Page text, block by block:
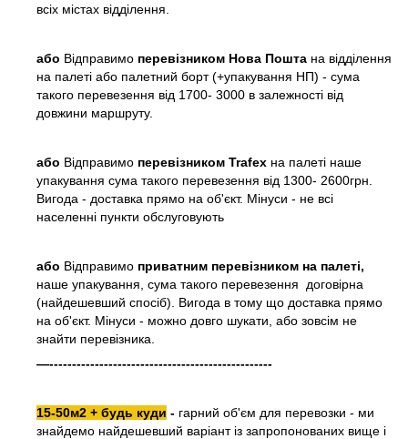
всіх містах відділення.
або Відправимо перевізником Нова Пошта на відділення
на палеті або палетний борт (+упакування НП) - сума
такого перевезення від 1700- 3000 в залежності від
довжини маршруту.
або Відправимо перевізником Trafex на палеті наше
упакування сума такого перевезення від 1300- 2600грн.
Вигода - доставка прямо на об'єкт. Мінуси - не всі
населенні пункти обслуговують
або Відправимо приватним перевізником на палеті,
наше упакування, сума такого перевезення договірна
(найдешевший спосіб). Вигода в тому що доставка прямо
на об'єкт. Мінуси - можно довго шукати, або зовсім не
знайти перевізника.
—-------------------------------------------------
15-50м2 + будь куди - гарний об'єм для перевозки - ми
знайдемо найдешевший варіант із запропонованих вище і